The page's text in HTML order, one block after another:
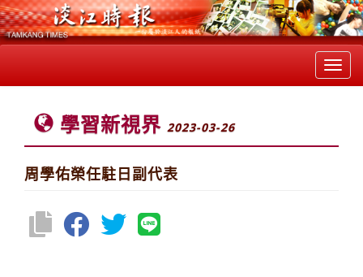
學習新視界 2023-03-26
周學佑榮任駐日副代表